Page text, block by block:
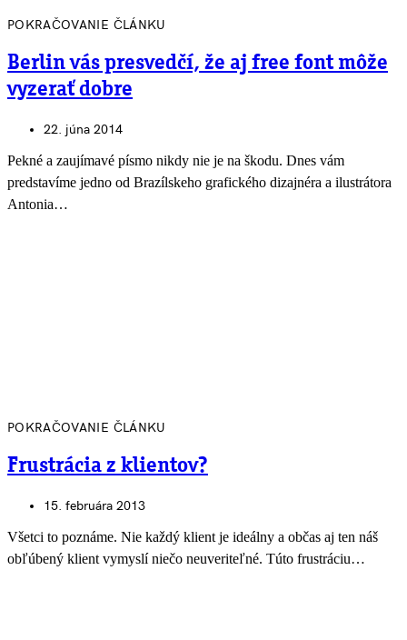
POKRAČOVANIE ČLÁNKU
Berlin vás presvedčí, že aj free font môže
vyzerať dobre
22. júna 2014
Pekné a zaujímavé písmo nikdy nie je na škodu. Dnes vám
predstavíme jedno od Brazílskeho grafického dizajnéra a ilustrátora
Antonia…
POKRAČOVANIE ČLÁNKU
Frustrácia z klientov?
15. februára 2013
Všetci to poznáme. Nie každý klient je ideálny a občas aj ten náš
obľúbený klient vymyslí niečo neuveriteľné. Túto frustráciu…